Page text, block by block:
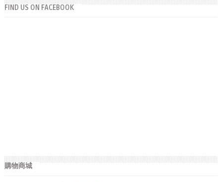
FIND US ON FACEBOOK
購物商城